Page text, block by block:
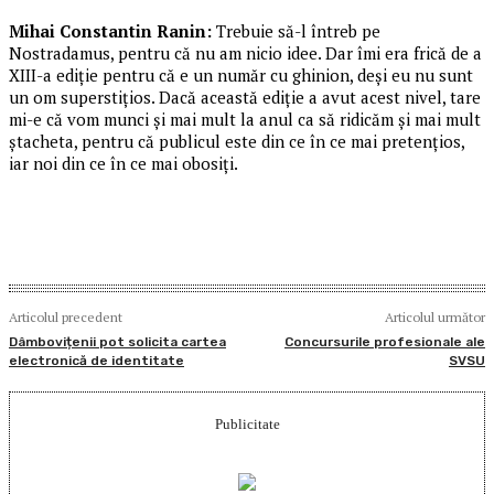
Mihai Constantin Ranin: Trebuie să-l întreb pe
Nostradamus, pentru că nu am nicio idee. Dar îmi era frică de a
XIII-a ediție pentru că e un număr cu ghinion, deși eu nu sunt
un om superstițios. Dacă această ediție a avut acest nivel, tare
mi-e că vom munci și mai mult la anul ca să ridicăm și mai mult
ștacheta, pentru că publicul este din ce în ce mai pretențios,
iar noi din ce în ce mai obosiți.
Articolul precedent
Dâmbovițenii pot solicita cartea
electronică de identitate
Articolul următor
Concursurile profesionale ale
SVSU
Publicitate